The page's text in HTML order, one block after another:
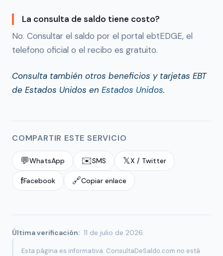
La consulta de saldo tiene costo?
No. Consultar el saldo por el portal ebtEDGE, el
telefono oficial o el recibo es gratuito.
Consulta también otros beneficios y tarjetas EBT
de Estados Unidos en Estados Unidos.
COMPARTIR ESTE SERVICIO
💬WhatsApp ✉️SMS 𝕏X / Twitter
fFacebook 🔗Copiar enlace
Última verificación: 11 de julio de 2026
Esta página es informativa. ConsultaDeSaldo.com no está